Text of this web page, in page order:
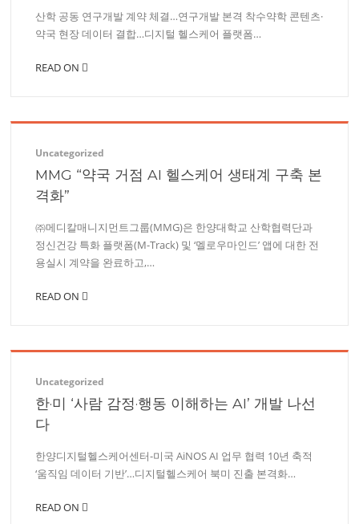
산학 공동 연구개발 계약 체결…연구개발 본격 착수약학 콘텐츠·
약국 현장 데이터 결합…디지털 헬스케어 플랫폼…
READ ON
Uncategorized
MMG “약국 거점 AI 헬스케어 생태계 구축 본
격화”
㈜메디칼매니지먼트그룹(MMG)은 한양대학교 산학협력단과
정신건강 특화 플랫폼(M-Track) 및 ‘멜로우마인드’ 앱에 대한 전
용실시 계약을 완료하고,…
READ ON
Uncategorized
한·미 ‘사람 감정·행동 이해하는 AI’ 개발 나선
다
한양디지털헬스케어센터-미국 AiNOS AI 업무 협력 10년 축적
‘움직임 데이터 기반’…디지털헬스케어 북미 진출 본격화…
READ ON